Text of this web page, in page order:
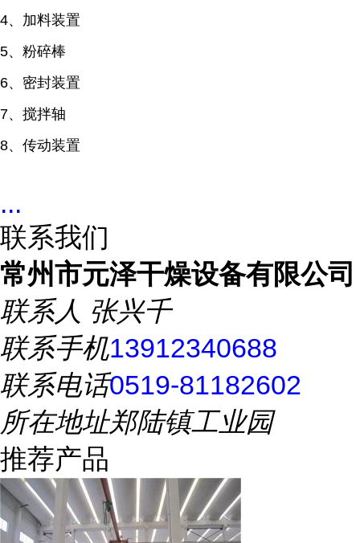
4、加料装置
5、粉碎棒
6、密封装置
7、搅拌轴
8、传动装置
...
联系我们
常州市元泽干燥设备有限公司
联系人 张兴千
联系手机13912340688
联系电话0519-81182602
所在地址郑陆镇工业园
推荐产品